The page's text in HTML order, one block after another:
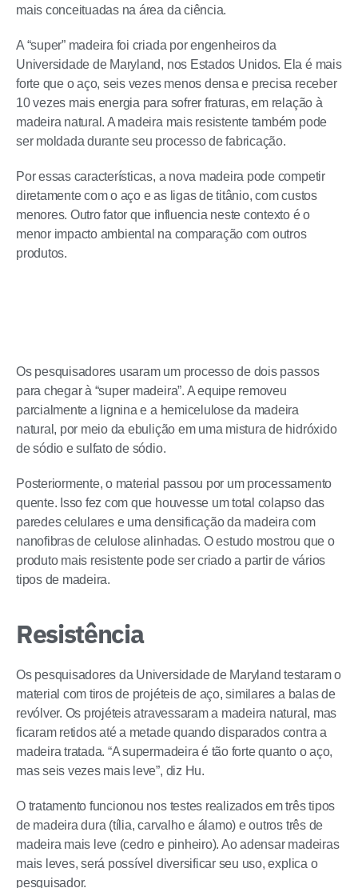
mais conceituadas na área da ciência.
A “super” madeira foi criada por engenheiros da
Universidade de Maryland, nos Estados Unidos. Ela é mais
forte que o aço, seis vezes menos densa e precisa receber
10 vezes mais energia para sofrer fraturas, em relação à
madeira natural. A madeira mais resistente também pode
ser moldada durante seu processo de fabricação.
Por essas características, a nova madeira pode competir
diretamente com o aço e as ligas de titânio, com custos
menores. Outro fator que influencia neste contexto é o
menor impacto ambiental na comparação com outros
produtos.
Os pesquisadores usaram um processo de dois passos
para chegar à “super madeira”. A equipe removeu
parcialmente a lignina e a hemicelulose da madeira
natural, por meio da ebulição em uma mistura de hidróxido
de sódio e sulfato de sódio.
Posteriormente, o material passou por um processamento
quente. Isso fez com que houvesse um total colapso das
paredes celulares e uma densificação da madeira com
nanofibras de celulose alinhadas. O estudo mostrou que o
produto mais resistente pode ser criado a partir de vários
tipos de madeira.
Resistência
Os pesquisadores da Universidade de Maryland testaram o
material com tiros de projéteis de aço, similares a balas de
revólver. Os projéteis atravessaram a madeira natural, mas
ficaram retidos até a metade quando disparados contra a
madeira tratada. “A supermadeira é tão forte quanto o aço,
mas seis vezes mais leve”, diz Hu.
O tratamento funcionou nos testes realizados em três tipos
de madeira dura (tília, carvalho e álamo) e outros três de
madeira mais leve (cedro e pinheiro). Ao adensar madeiras
mais leves, será possível diversificar seu uso, explica o
pesquisador.